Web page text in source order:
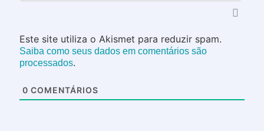
Este site utiliza o Akismet para reduzir spam.
Saiba como seus dados em comentários são
processados.
0 COMENTÁRIOS